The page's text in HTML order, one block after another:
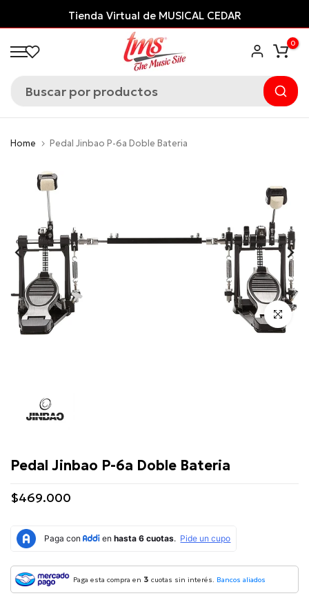
al
contenido
Tienda Virtual de MUSICAL CEDAR
0
Home Pedal Jinbao P-6a Doble Bateria
Click para
Pedal Jinbao P-6a Doble Bateria
$469.000
Paga esta compra en 3 cuotas sin interés. Bancos aliados